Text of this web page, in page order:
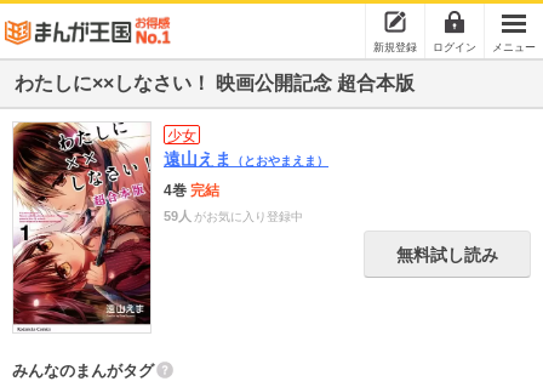
新規登録 ログイン メニュー
わたしに××しなさい！ 映画公開記念 超合本版
少女
遠山えま （とおやまえま）
4巻 完結
59人 がお気に入り登録中
無料試し読み
みんなのまんがタグ